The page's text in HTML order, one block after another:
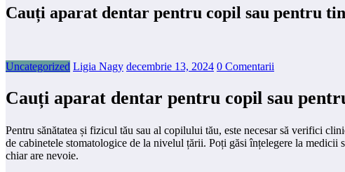
Cauți aparat dentar pentru copil sau pentru
Uncategorized Ligia Nagy decembrie 13, 2024 0 Comentarii
Cauți aparat dentar pentru copil sau
Pentru sănătatea și fizicul tău sau al copilului tău, este necesar să verifici
de cabinetele stomatologice de la nivelul țării. Poți găsi înțelegere la
chiar are nevoie.